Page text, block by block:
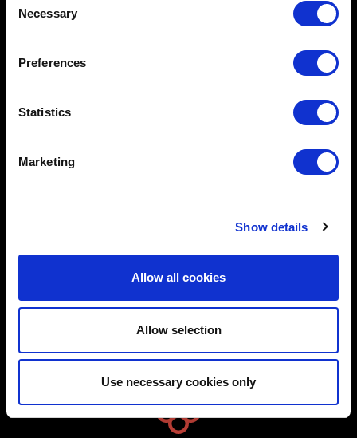
Selection
Necessary
Preferences
Statistics
Marketing
Show details
Allow all cookies
Allow selection
Use necessary cookies only
DIDATTICA
PUBBLICAZIONI